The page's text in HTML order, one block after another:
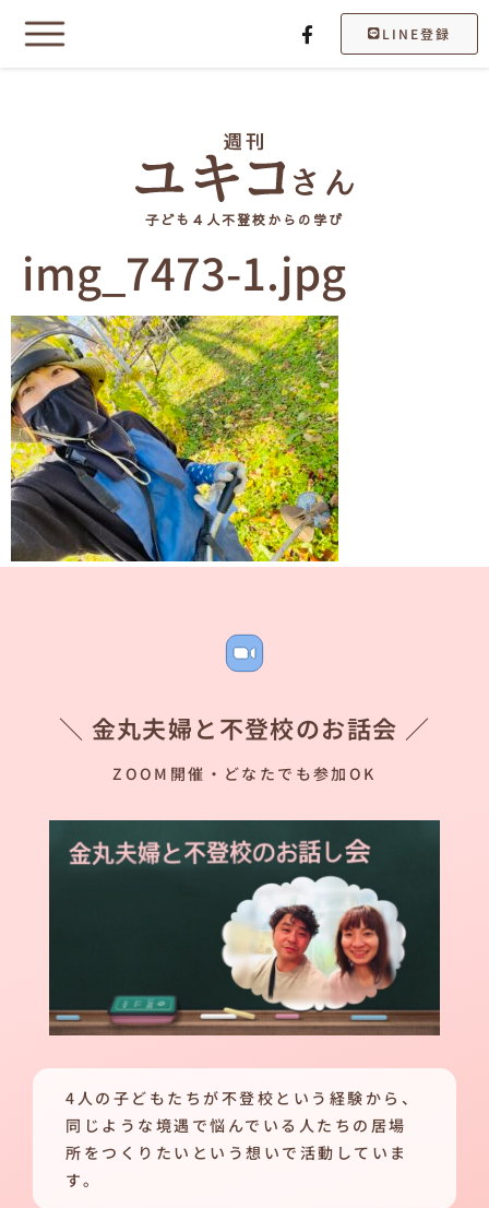
LINE登録
子ども４人不登校からの学び
img_7473-1.jpg
＼ 金丸夫婦と不登校のお話会 ／
ZOOM開催・どなたでも参加OK
4人の子どもたちが不登校という経験から、
同じような境遇で悩んでいる人たちの居場
所をつくりたいという想いで活動していま
す。